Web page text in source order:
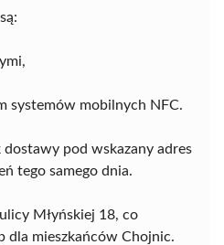
systemów mobilnych NFC.
pod wskazany adres
tego samego dnia.
Młyńskiej 18, co
dla mieszkańców Chojnic.